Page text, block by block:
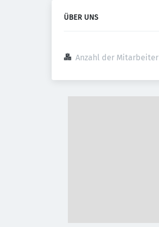
ÜBER UNS
Anzahl der Mitarbeiter